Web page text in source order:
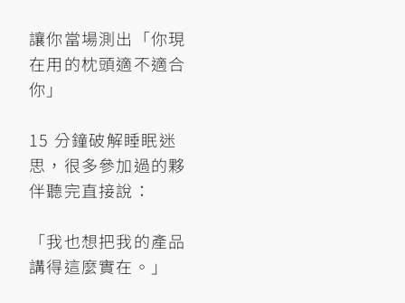
讓你當場測出「你現
在用的枕頭適不適合
你」
15 分鐘破解睡眠迷
思，很多參加過的夥
伴聽完直接說：
「我也想把我的產品
講得這麼實在。」